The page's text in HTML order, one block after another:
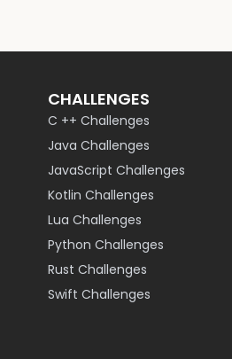
CHALLENGES
C ++ Challenges
Java Challenges
JavaScript Challenges
Kotlin Challenges
Lua Challenges
Python Challenges
Rust Challenges
Swift Challenges